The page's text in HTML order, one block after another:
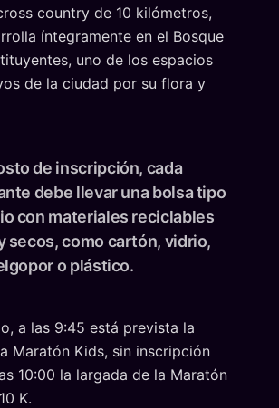
country de 10 kilómetros,
íntegramente en el Bosque
uno de los espacios
de la ciudad por su flora y
de inscripción, cada
debe llevar una bolsa tipo
con materiales reciclables
secos, como cartón, vidrio,
o plástico.
a las 9:45 está prevista la
Maratón Kids, sin inscripción
10:00 la largada de la Maratón
K.